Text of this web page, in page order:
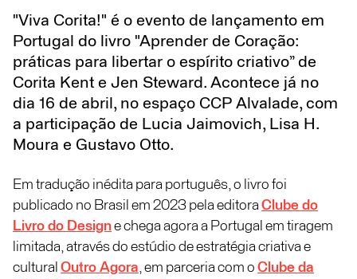
"Viva Corita!" é o evento de lançamento em
Portugal do livro "Aprender de Coração:
práticas para libertar o espírito criativo” de
Corita Kent e Jen Steward. Acontece já no
dia 16 de abril, no espaço CCP Alvalade, com
a participação de Lucia Jaimovich, Lisa H.
Moura e Gustavo Otto.
Em tradução inédita para português, o livro foi
publicado no Brasil em 2023 pela editora Clube do
Livro do Designe chega agora a Portugal em tiragem
limitada, através do estúdio de estratégia criativa e
cultural Outro Agora, em parceria com o Clube da